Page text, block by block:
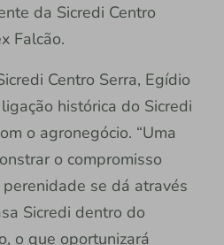
da Sicredi Centro
Falcão.
Centro Serra, Egídio
histórica do Sicredi
o agronegócio. “Uma
o compromisso
se dá através
Sicredi dentro do
o que oportunizará